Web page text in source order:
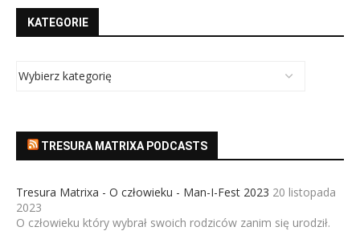
KATEGORIE
TRESURA MATRIXA PODCASTS
Tresura Matrixa - O człowieku - Man-I-Fest 2023 20 listopada
2023
O człowieku który wybrał swoich rodziców zanim się urodził.